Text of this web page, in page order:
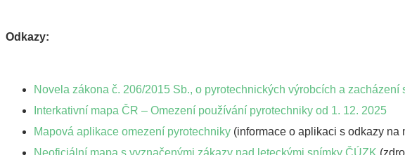
Odkazy:
Novela zákona č. 206/2015 Sb., o pyrotechnických výrobcích a
Interkativní mapa ČR – Omezení používání pyrotechniky od 1. 12. 2025
Mapová aplikace omezení pyrotechniky (informace o aplikaci s odkazy na
Neoficiální mapa s vyznačenými zákazy nad leteckými snímky ČÚZK